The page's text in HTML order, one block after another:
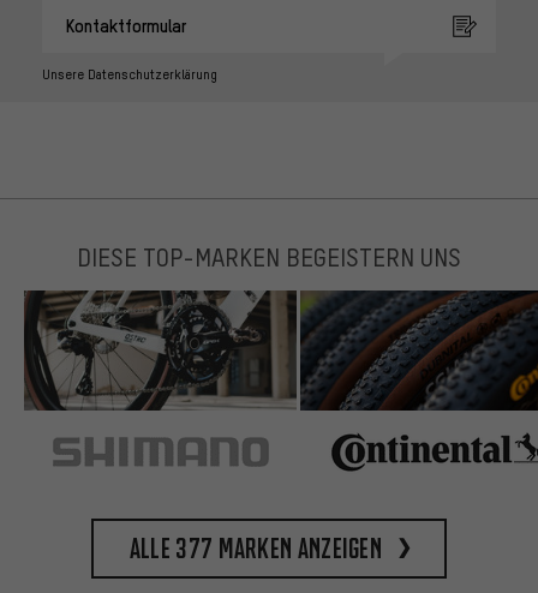
Kontaktformular
Unsere Datenschutzerklärung
DIESE TOP-MARKEN BEGEISTERN UNS
Alle 377 Marken anzeigen